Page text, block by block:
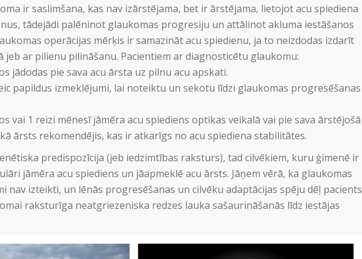
ir saslimšana, kas nav izārstējama, bet ir ārstējama, lietojot acu spiediena
tādejādi palēninot glaukomas progresiju un attālinot akluma iestāšanos
operācijas mērķis ir samazināt acu spiedienu, ja to neizdodas izdarīt
jeb ar pilienu pilināšanu. Pacientiem ar diagnosticētu glaukomu:
jādodas pie sava acu ārsta uz pilnu acu apskati.
papildus izmeklējumi, lai noteiktu un sekotu līdzi glaukomas progresēšanas
vai 1 reizi mēnesī jāmēra acu spiediens optikas veikalā vai pie sava ārstējošā
ārsts rekomendējis, kas ir atkarīgs no acu spiediena stabilitātes.
predispozīcija (jeb iedzimtības raksturs), tad cilvēkiem, kuru ģimenē ir
jāmēra acu spiediens un jāapmeklē acu ārsts. Jāņem vērā, ka glaukomas
nav izteikti, un lēnās progresēšanas un cilvēku adaptācijas spēju dēļ pacients
raksturīga neatgriezeniska redzes lauka sašaurināšanās līdz iestājas